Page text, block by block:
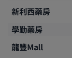
新利西藥房
學勤藥房
龍豐Mall